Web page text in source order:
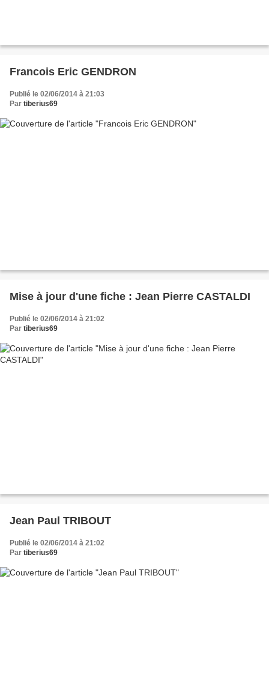
Francois Eric GENDRON
Publié le 02/06/2014 à 21:03
Par tiberius69
Mise à jour d'une fiche : Jean Pierre CASTALDI
Publié le 02/06/2014 à 21:02
Par tiberius69
Jean Paul TRIBOUT
Publié le 02/06/2014 à 21:02
Par tiberius69